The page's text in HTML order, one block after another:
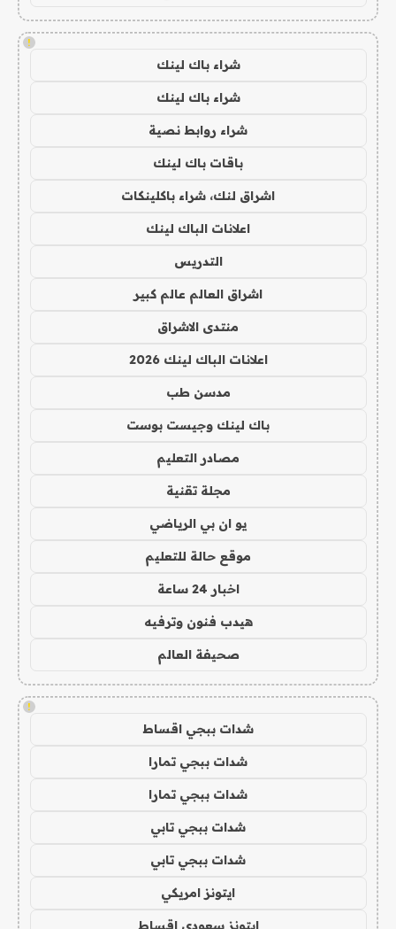
!
شراء باك لينك
شراء باك لينك
شراء روابط نصية
باقات باك لينك
اشراق لنك، شراء باكلينكات
اعلانات الباك لينك
التدريس
اشراق العالم عالم كبير
منتدى الاشراق
اعلانات الباك لينك 2026
مدسن طب
باك لينك وجيست بوست
مصادر التعليم
مجلة تقنية
يو ان بي الرياضي
موقع حالة للتعليم
اخبار 24 ساعة
هيدب فنون وترفيه
صحيفة العالم
!
شدات ببجي اقساط
شدات ببجي تمارا
شدات ببجي تمارا
شدات ببجي تابي
شدات ببجي تابي
ايتونز امريكي
ايتونز سعودي اقساط